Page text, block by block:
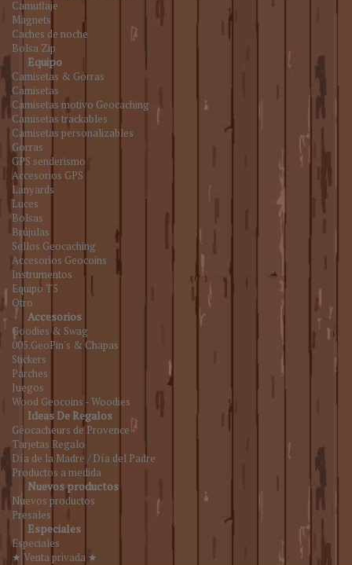
Camuflaje
Magnets
Caches de noche
Bolsa Zip
Equipo
Camisetas & Gorras
Camisetas
Camisetas motivo Geocaching
Camisetas trackables
Camisetas personalizables
Gorras
GPS senderismo
Accesorios GPS
Lanyards
Luces
Bolsas
Brújulas
Sellos Geocaching
Accesorios Geocoins
Instrumentos
Equipo T5
Otro
Accesorios
Goodies & Swag
005.GeoPin's & Chapas
Stickers
Parches
Juegos
Wood Geocoins - Woodies
Ideas De Regalos
Géocacheurs de Provence
Tarjetas Regalo
Día de la Madre / Día del Padre
Productos a medida
Nuevos productos
Nuevos productos
Presales
Especiales
Especiales
★ Venta privada ★